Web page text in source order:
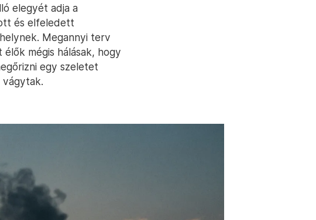
elegyét adja a
és elfeledett
Megannyi terv
mégis hálásak, hogy
egy szeletet
vágytak.